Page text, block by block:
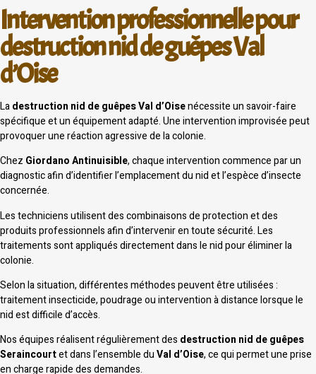
Intervention professionnelle pour
destruction nid de guêpes Val
d’Oise
Ladestruction nid de guêpes Val d’Oisenécessite un savoir-faire
spécifique et un équipement adapté. Une intervention improvisée peut
provoquer une réaction agressive de la colonie.
Chez Giordano Antinuisible, chaque intervention commence par un
diagnostic afin d’identifier l’emplacement du nid et l’espèce d’insecte
concernée.
Les techniciens utilisent des combinaisons de protection et des
produits professionnels afin d’intervenir en toute sécurité. Les
traitements sont appliqués directement dans le nid pour éliminer la
colonie.
Selon la situation, différentes méthodes peuvent être utilisées :
traitement insecticide, poudrage ou intervention à distance lorsque le
nid est difficile d’accès.
Nos équipes réalisent régulièrement des destruction nid de guêpes
Seraincourtet dans l’ensemble duVal d’Oise, ce qui permet une prise
en charge rapide des demandes.